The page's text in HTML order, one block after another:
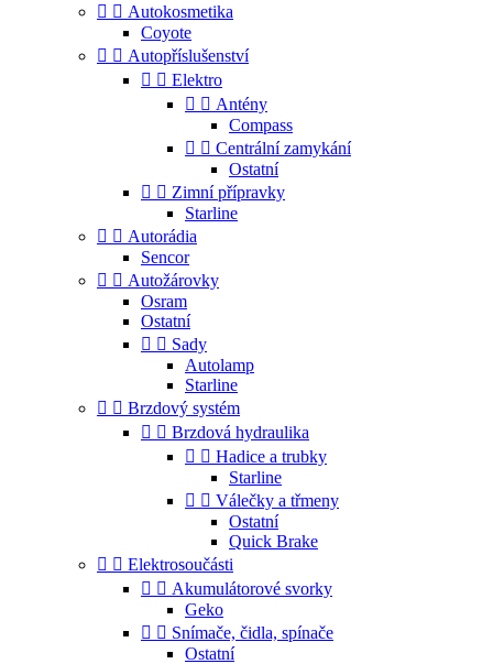
  Autokosmetika
Coyote
  Autopříslušenství
  Elektro
  Antény
Compass
  Centrální zamykání
Ostatní
  Zimní přípravky
Starline
  Autorádia
Sencor
  Autožárovky
Osram
Ostatní
  Sady
Autolamp
Starline
  Brzdový systém
  Brzdová hydraulika
  Hadice a trubky
Starline
  Válečky a třmeny
Ostatní
Quick Brake
  Elektrosoučásti
  Akumulátorové svorky
Geko
  Snímače, čidla, spínače
Ostatní